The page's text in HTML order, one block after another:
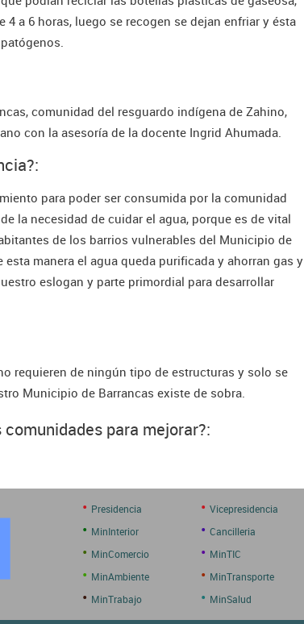
a 6 horas, luego se recogen se dejan enfriar y ésta
comunidad del resguardo indígena de Zahino,
con la asesoría de la docente Ingrid Ahumada.
para poder ser consumida por la comunidad
la necesidad de cuidar el agua, porque es de vital
de los barrios vulnerables del Municipio de
manera el agua queda purificada y ahorran gas y
eslogan y parte primordial para desarrollar
requieren de ningún tipo de estructuras y solo se
Municipio de Barrancas existe de sobra.
para mejorar?:
• Presidencia • Vicepresidencia
• MinInterior • Cancilleria
• MinComercio • MinTIC
• MinAmbiente • MinTransporte
• MinTrabajo • MinSalud